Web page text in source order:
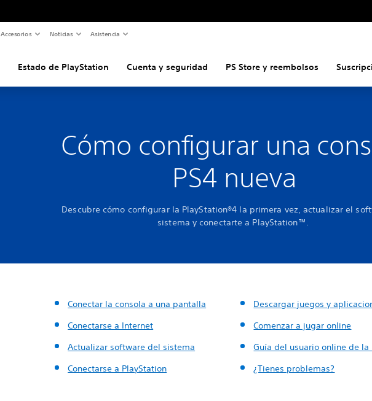
Accesorios Noticias Asistencia
Estado de PlayStation Cuenta y seguridad PS Store y reembolsos
Cómo configurar una
PS4 nueva
Descubre cómo configurar la PlayStation®4 la primera vez, actualizar el
sistema y conectarte a PlayStation™.
Conectar la consola a una pantalla
Conectarse a Internet
Actualizar software del sistema
Conectarse a PlayStation
Descargar juegos y
Comenzar a jugar online
Guía del usuario online de la
¿Tienes problemas?